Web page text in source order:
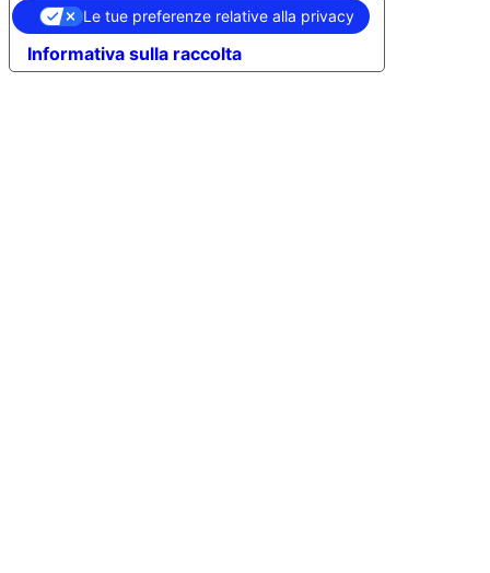
Informativa sulla raccolta
Le tue preferenze relative alla privacy